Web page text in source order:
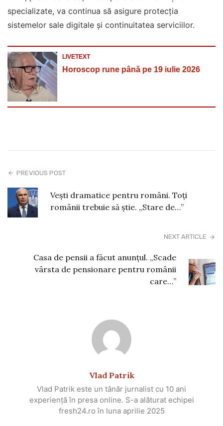
specializate, va continua să asigure protecţia
sistemelor sale digitale şi continuitatea serviciilor.
LIVETEXT
Horoscop rune până pe 19 iulie 2026
PREVIOUS POST
Vești dramatice pentru români. Toți
românii trebuie să știe. „Stare de…”
NEXT ARTICLE
Casa de pensii a făcut anunțul. „Scade
vârsta de pensionare pentru românii
care…”
Vlad Patrik
Vlad Patrik este un tânăr jurnalist cu 10 ani
experiență în presa online. S-a alăturat echipei
fresh24.ro în luna aprilie 2025